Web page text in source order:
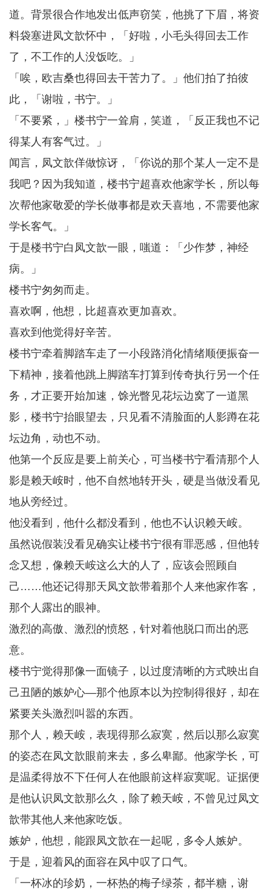
道。背景很合作地发出低声窃笑，他挑了下眉，将资
料袋塞进凤文歆怀中，「好啦，小毛头得回去工作
了，不工作的人没饭吃。」
「唉，欧吉桑也得回去干苦力了。」他们拍了拍彼
此，「谢啦，书宁。」
「不要紧，」楼书宁一耸肩，笑道，「反正我也不记
得某人有客气过。」
闻言，凤文歆佯做惊讶，「你说的那个某人一定不是
我吧？因为我知道，楼书宁超喜欢他家学长，所以每
次帮他家敬爱的学长做事都是欢天喜地，不需要他家
学长客气。」
于是楼书宁白凤文歆一眼，嗤道：「少作梦，神经
病。」
楼书宁匆匆而走。
喜欢啊，他想，比超喜欢更加喜欢。
喜欢到他觉得好辛苦。
楼书宁牵着脚踏车走了一小段路消化情绪顺便振奋一
下精神，接着他跳上脚踏车打算到传奇执行另一个任
务，才正要开始加速，馀光瞥见花坛边窝了一道黑
影，楼书宁抬眼望去，只见看不清脸面的人影蹲在花
坛边角，动也不动。
他第一个反应是要上前关心，可当楼书宁看清那个人
影是赖天峖时，他不自然地转开头，硬是当做没看见
地从旁经过。
他没看到，他什么都没看到，他也不认识赖天峖。
虽然说假装没看见确实让楼书宁很有罪恶感，但他转
念又想，像赖天峖这么大的人了，应该会照顾自
己……他还记得那天凤文歆带着那个人来他家作客，
那个人露出的眼神。
激烈的高傲、激烈的愤怒，针对着他脱口而出的恶
意。
楼书宁觉得那像一面镜子，以过度清晰的方式映出自
己丑陋的嫉妒心—那个他原本以为控制得很好，却在
紧要关头激烈叫嚣的东西。
那个人，赖天峖，表现得那么寂寞，然后以那么寂寞
的姿态在凤文歆眼前来去，多么卑鄙。他家学长，可
是温柔得放不下任何人在他眼前这样寂寞呢。证据便
是他认识凤文歆那么久，除了赖天峖，不曾见过凤文
歆带其他人来他家吃饭。
嫉妒，他想，能跟凤文歆在一起呢，多令人嫉妒。
于是，迎着风的面容在风中叹了口气。
「一杯冰的珍奶，一杯热的梅子绿茶，都半糖，谢